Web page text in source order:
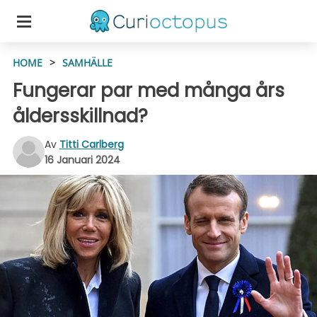
HOME > SAMHÄLLE
Fungerar par med många års
åldersskillnad?
Av Titti Carlberg
16 Januari 2024